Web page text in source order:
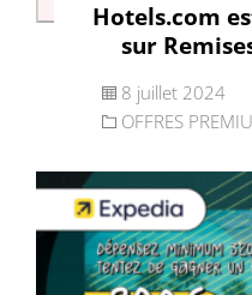
Hotels.com
sur
8 juillet 2024
OFFRES